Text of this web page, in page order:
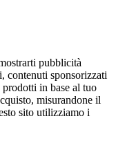
pubblicità
contenuti sponsorizzati
in base al tuo
misurandone il
sito utilizziamo i